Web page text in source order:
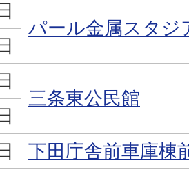
パール金属スタジ
三条東公民館
下田庁舎前車庫棟